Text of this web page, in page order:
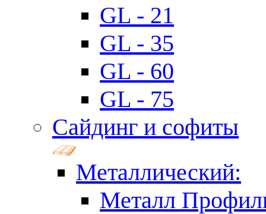
GL - 21
GL - 35
GL - 60
GL - 75
Сайдинг и софиты
Металлический:
Металл